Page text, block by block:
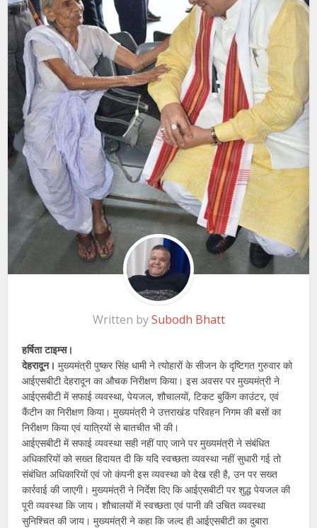
Written bySubodh Bhatt
हर्षिता टाइम्स।
देहरादून। मुख्यमंत्री पुष्कर सिंह धामी ने त्योहारों के सीजन के दृष्टिगत गुरुवार को
आईएसबीटी देहरादून का औचक निरीक्षण किया। इस अवसर पर मुख्यमंत्री ने
आईएसबीटी में सफाई व्यवस्था, पेयजल, शौचालयों, टिकट बुकिंग काउंटर, एवं
कैंटीन का निरीक्षण किया। मुख्यमंत्री ने उत्तराखंड परिवहन निगम की बसों का
निरीक्षण किया एवं यात्रियों से बातचीत भी की।
आईएसबीटी में सफाई व्यवस्था सही नहीं पाए जाने पर मुख्यमंत्री ने संबंधित
अधिकारियों को सख्त हिदायत दी कि यदि स्वच्छता व्यवस्था नहीं सुधारी गई तो
संबंधित अधिकारियों एवं जो कंपनी इस व्यवस्था को देख रही है, उन पर सख्त
कार्रवाई की जाएगी। मुख्यमंत्री ने निर्देश दिए कि आईएसबीटी पर शुद्ध पेयजल की
पूरी व्यवस्था कि जाय। शौचालयों में स्वच्छता एवं पानी की उचित व्यवस्था
सुनिश्चित की जाय। मुख्यमंत्री ने कहा कि जल्द ही आईएसबीटी का दुबारा